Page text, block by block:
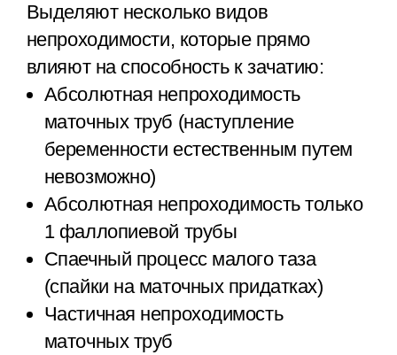
Выделяют несколько видов
непроходимости, которые прямо
влияют на способность к зачатию:
Абсолютная непроходимость
маточных труб (наступление
беременности естественным путем
невозможно)
Абсолютная непроходимость только
1 фаллопиевой трубы
Спаечный процесс малого таза
(спайки на маточных придатках)
Частичная непроходимость
маточных труб